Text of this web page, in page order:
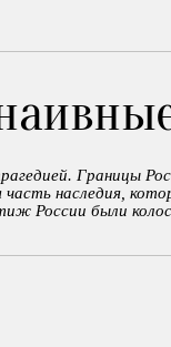
Границы
наследия,
России были